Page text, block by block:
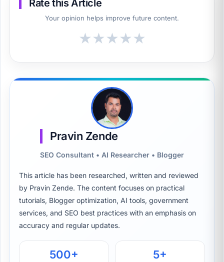
Rate this Article
Your opinion helps improve future content.
★★★★★
Pravin Zende
SEO Consultant • AI Researcher • Blogger
This article has been researched, written and reviewed
by Pravin Zende. The content focuses on practical
tutorials, Blogger optimization, AI tools, government
services, and SEO best practices with an emphasis on
accuracy and regular updates.
500+ 5+